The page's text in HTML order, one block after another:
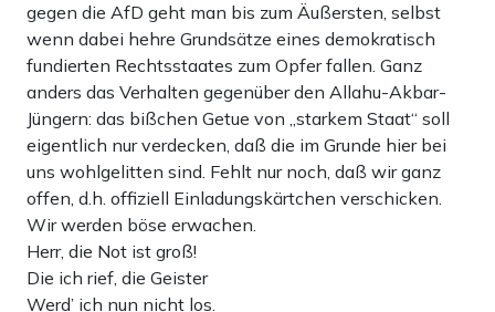
gegen die AfD geht man bis zum Äußersten, selbst
wenn dabei hehre Grundsätze eines demokratisch
fundierten Rechtsstaates zum Opfer fallen. Ganz
anders das Verhalten gegenüber den Allahu-Akbar-
Jüngern: das bißchen Getue von „starkem Staat“ soll
eigentlich nur verdecken, daß die im Grunde hier bei
uns wohlgelitten sind. Fehlt nur noch, daß wir ganz
offen, d.h. offiziell Einladungskärtchen verschicken.
Wir werden böse erwachen.
Herr, die Not ist groß!
Die ich rief, die Geister
Werd’ ich nun nicht los.